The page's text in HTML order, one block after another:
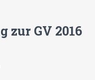
zur GV 2016